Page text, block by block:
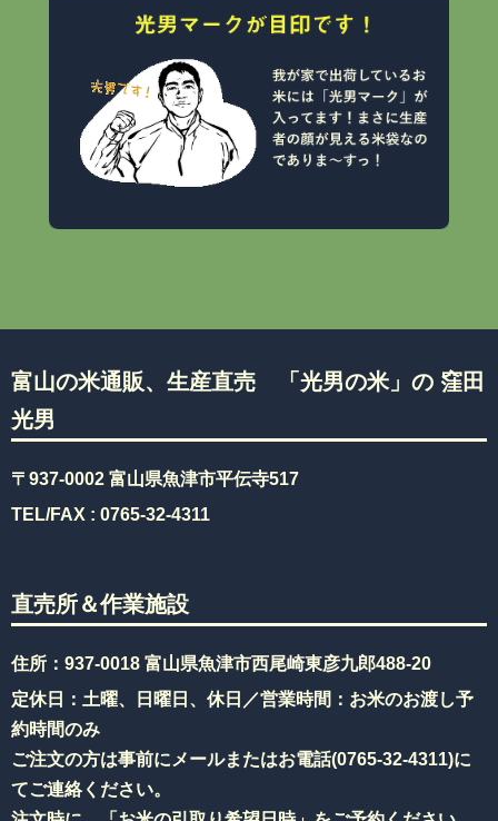
富山の米通販、生産直売 「光男の米」の 窪田
光男
〒937-0002 富山県魚津市平伝寺517
TEL/FAX : 0765-32-4311
直売所＆作業施設
住所：937-0018 富山県魚津市西尾崎東彦九郎488-20
定休日：土曜、日曜日、休日／営業時間：お米のお渡し予
約時間のみ
ご注文の方は事前にメールまたはお電話(0765-32-4311)に
てご連絡ください。